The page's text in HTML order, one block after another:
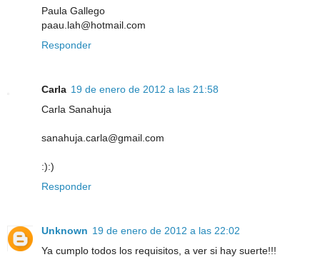
Paula Gallego
paau.lah@hotmail.com
Responder
Carla 19 de enero de 2012 a las 21:58
Carla Sanahuja
sanahuja.carla@gmail.com
:):)
Responder
Unknown 19 de enero de 2012 a las 22:02
Ya cumplo todos los requisitos, a ver si hay suerte!!!